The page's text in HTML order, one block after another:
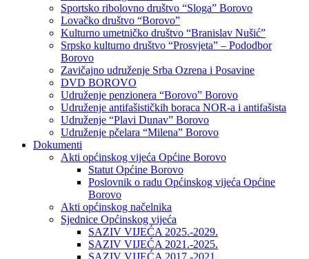
Sportsko ribolovno društvo “Sloga” Borovo
Lovačko društvo “Borovo”
Kulturno umetničko društvo “Branislav Nušić”
Srpsko kulturno društvo “Prosvjeta” – Pododbor
Borovo
Zavičajno udruženje Srba Ozrena i Posavine
DVD BOROVO
Udruženje penzionera “Borovo” Borovo
Udruženje antifašističkih boraca NOR-a i antifašista
Udruženje “Plavi Dunav” Borovo
Udruženje pčelara “Milena” Borovo
Dokumenti
Akti općinskog vijeća Općine Borovo
Statut Općine Borovo
Poslovnik o radu Općinskog vijeća Općine
Borovo
Akti općinskog načelnika
Sjednice Općinskog vijeća
SAZIV VIJEĆA 2025.-2029.
SAZIV VIJEĆA 2021.-2025.
SAZIV VIJEĆA 2017.-2021.